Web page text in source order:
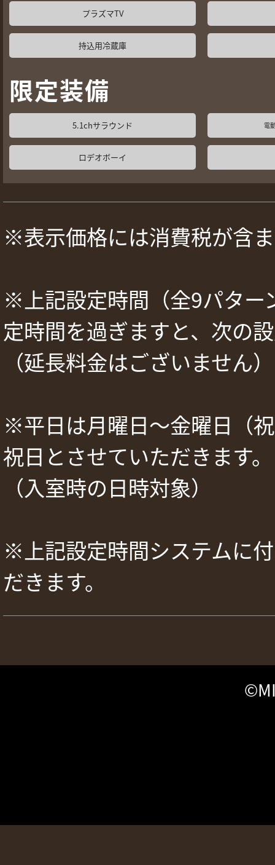
プラズマTV
持込用冷蔵庫
限定装備
5.1chサラウンド 電
ロデオボーイ
※表示価格には消費税が含
※上記設定時間（全9パター
定時間を過ぎますと、次の
（延長料金はございません）
※平日は月曜日～金曜日（
祝日とさせていただきます。
（入室時の日時対象）
※上記設定時間システムに
だきます。